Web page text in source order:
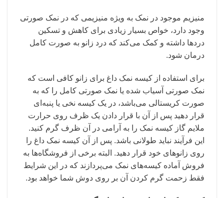
منیزیم موجود در نمک به ویژه منیزیمی که در نمک صورتی
وجود دارد، خواص بسیار زیادی برای کاهش و تسکین
دردها داشته و کمک می‌کند که درد زانو به صورت کامل
درمان شود.
برای استفاده از کیسه نمک داغ برای زانو کافی است که
نمک صورتی آسیاب شده یا نمک صورتی کامل را که به
صورت کریستالی می‌باشد، در یک کیسه نخی یا پنبه‌ای
قرار دهید پس از آن با قرار دادن یک ظرف روی حرارت
ملایم گاز کیسه نمک را به آرامی در آن ظرف گرم کنید.
این فرآیند نباید طولانی باشد. پس از آن کیسه نمک داغ را
روی زانوهای خود قرار دهید. البته برخی از فروشگاه‌ها به
فروش آماده کیسه‌های نمک می‌پردازند که در این شرایط
فقط زحمت گرم کردن آن بر روی دوش شما خواهد بود.